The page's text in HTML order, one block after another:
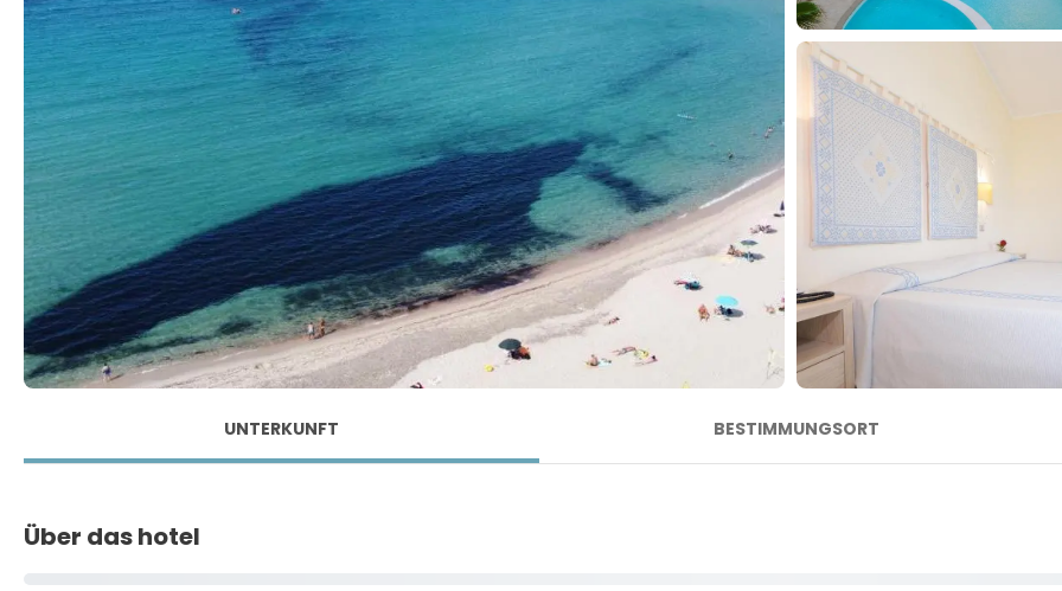
UNTERKUNFT BESTIMMUNGSORT
Über das hotel